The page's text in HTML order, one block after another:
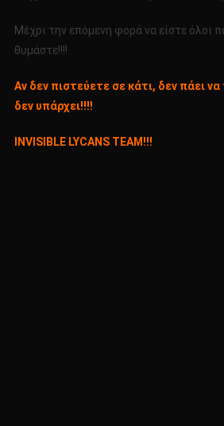
Μέχρι την επόμενη φορά να είστε όλοι
θυμάστε!!!!
Αν δεν πιστεύετε σε κάτι, δεν πάει
δεν υπάρχει!!!!
INVISIBLE LYCANS TEAM!!!